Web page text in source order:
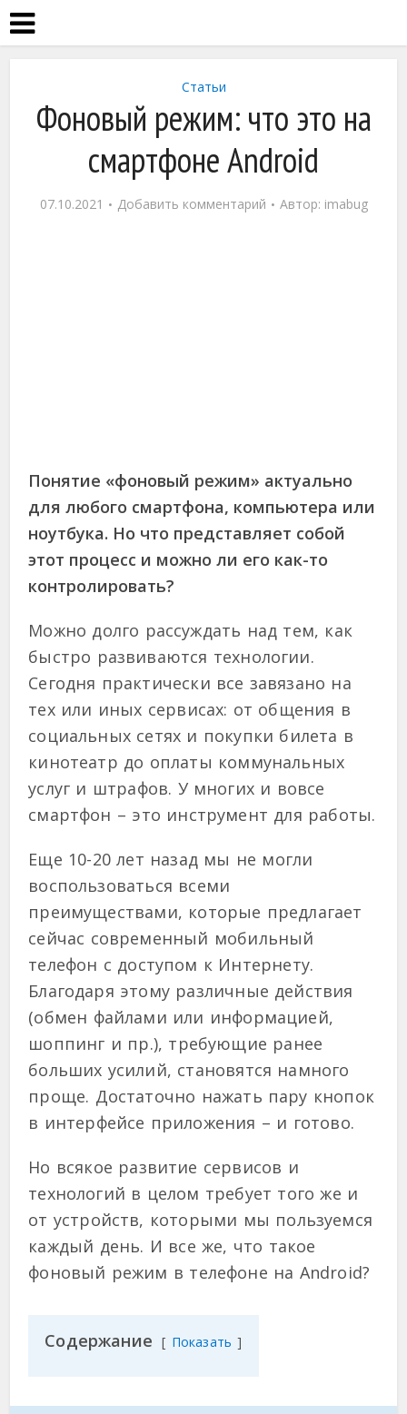
Статьи
Фоновый режим: что это на
смартфоне Android
07.10.2021 Добавить комментарий Автор: imabug
Понятие «фоновый режим» актуально
для любого смартфона, компьютера или
ноутбука. Но что представляет собой
этот процесс и можно ли его как-то
контролировать?
Можно долго рассуждать над тем, как
быстро развиваются технологии.
Сегодня практически все завязано на
тех или иных сервисах: от общения в
социальных сетях и покупки билета в
кинотеатр до оплаты коммунальных
услуг и штрафов. У многих и вовсе
смартфон – это инструмент для работы.
Еще 10-20 лет назад мы не могли
воспользоваться всеми
преимуществами, которые предлагает
сейчас современный мобильный
телефон с доступом к Интернету.
Благодаря этому различные действия
(обмен файлами или информацией,
шоппинг и пр.), требующие ранее
больших усилий, становятся намного
проще. Достаточно нажать пару кнопок
в интерфейсе приложения – и готово.
Но всякое развитие сервисов и
технологий в целом требует того же и
от устройств, которыми мы пользуемся
каждый день. И все же, что такое
фоновый режим в телефоне на Android?
Содержание Показать